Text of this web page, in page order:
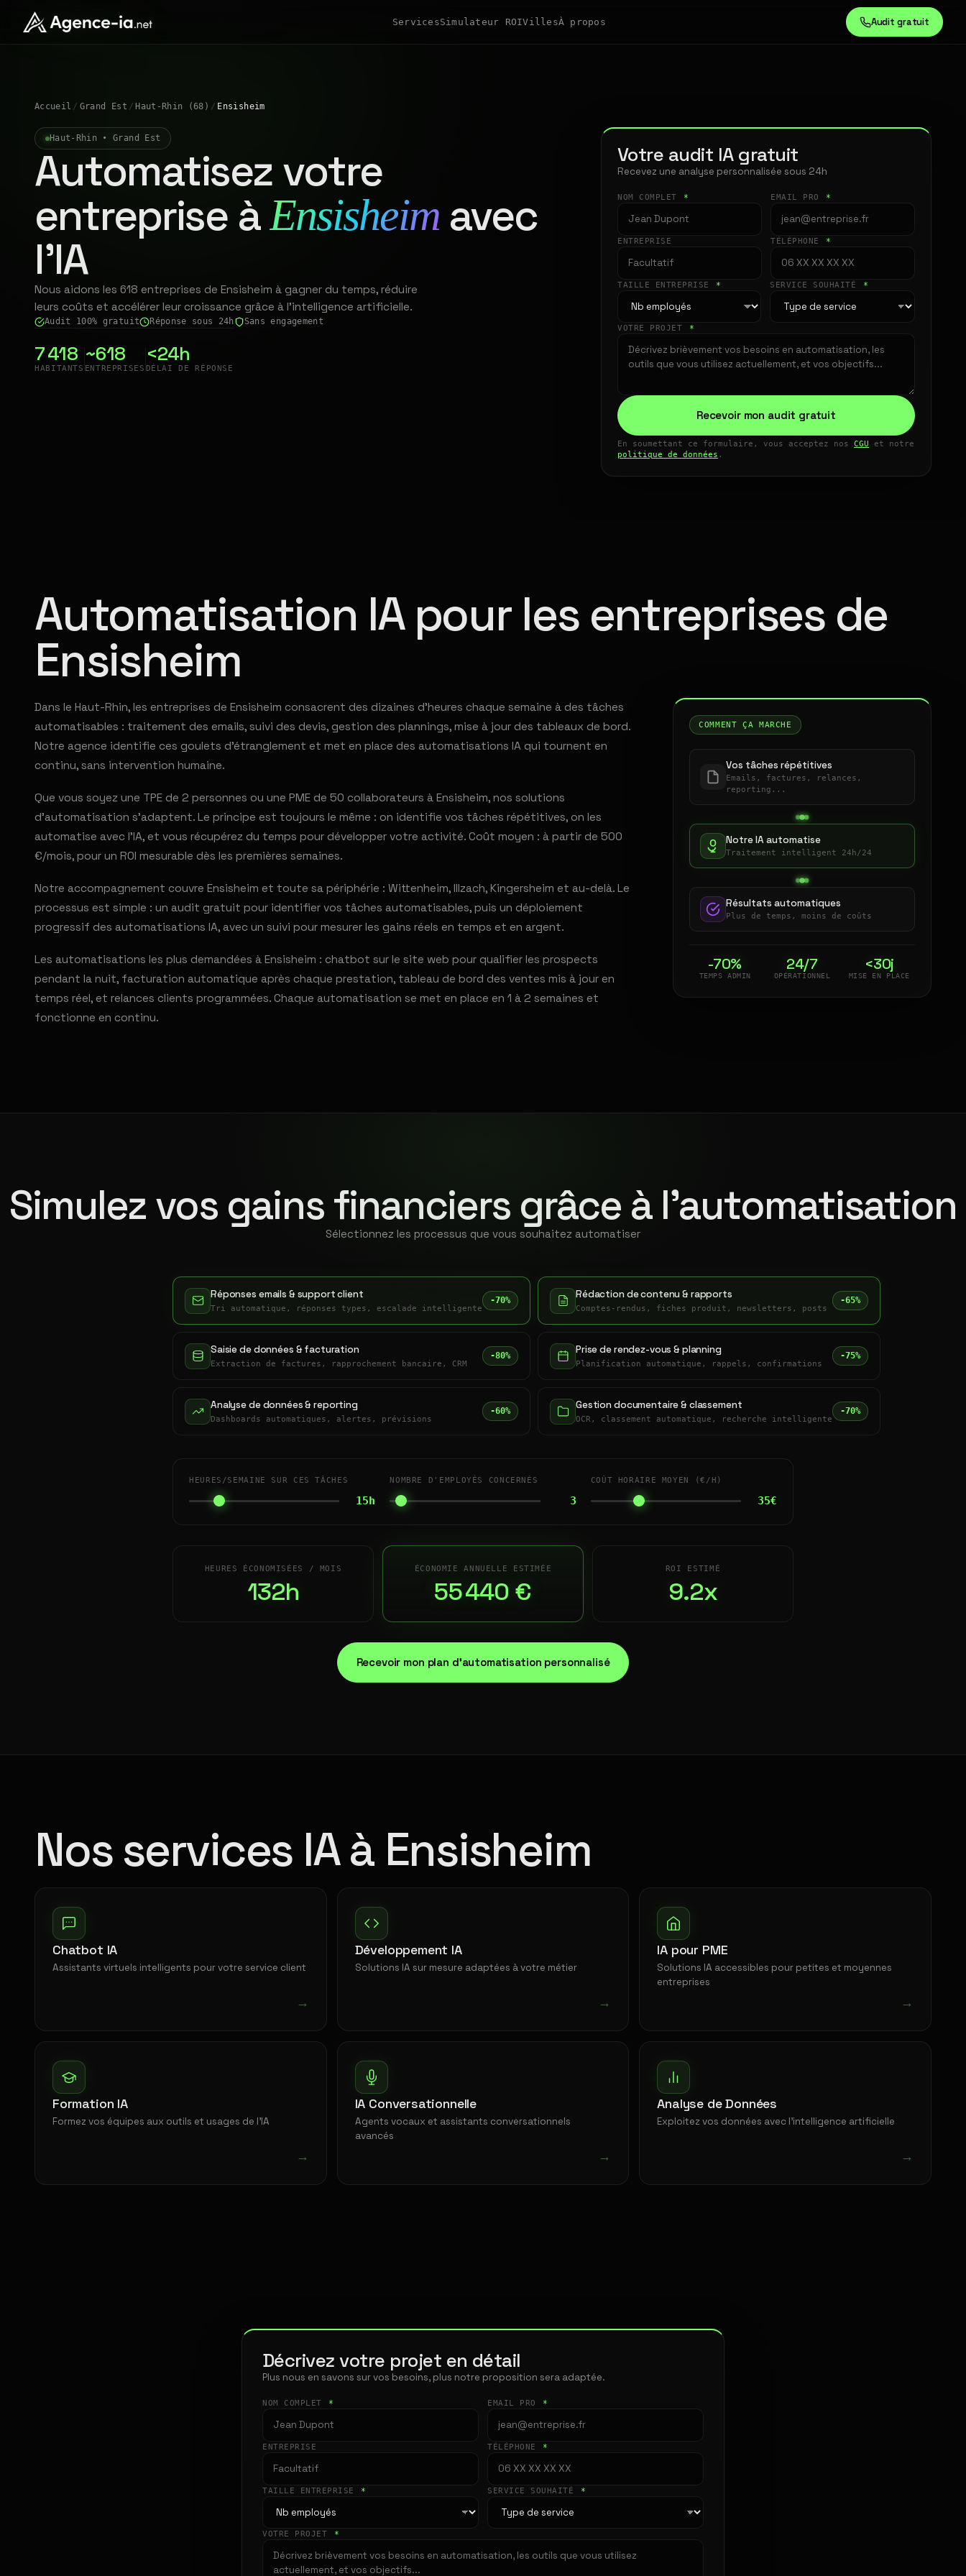
ServicesSimulateur ROIVillesÀ propos Audit gratuit
Accueil / Grand Est / Haut-Rhin (68) / Ensisheim
Haut-Rhin • Grand Est
Automatisez votre
entreprise àEnsisheim avec
l'IA
Nous aidons les 618 entreprises de Ensisheim à gagner du temps, réduire
leurs coûts et accélérer leur croissance grâce à l'intelligence artificielle.
Audit 100% gratuit Réponse sous 24h Sans engagement
7 418
HABITANTS
~618
ENTREPRISES
<24h
DÉLAI DE RÉPONSE
Votre audit IA gratuit
Recevez une analyse personnalisée sous 24h
NOM COMPLET * EMAIL PRO *
ENTREPRISE TÉLÉPHONE *
TAILLE ENTREPRISE * SERVICE SOUHAITÉ *
VOTRE PROJET *
Recevoir mon audit gratuit
En soumettant ce formulaire, vous acceptez nos CGU et notre
politique de données .
Automatisation IA pour les entreprises de
Ensisheim
Dans le Haut-Rhin, les entreprises de Ensisheim consacrent des dizaines d'heures chaque semaine à des tâches
automatisables : traitement des emails, suivi des devis, gestion des plannings, mise à jour des tableaux de bord.
Notre agence identifie ces goulets d'étranglement et met en place des automatisations IA qui tournent en
continu, sans intervention humaine.
Que vous soyez une TPE de 2 personnes ou une PME de 50 collaborateurs à Ensisheim, nos solutions
d'automatisation s'adaptent. Le principe est toujours le même : on identifie vos tâches répétitives, on les
automatise avec l'IA, et vous récupérez du temps pour développer votre activité. Coût moyen : à partir de 500
€/mois, pour un ROI mesurable dès les premières semaines.
Notre accompagnement couvre Ensisheim et toute sa périphérie : Wittenheim, Illzach, Kingersheim et au-delà. Le
processus est simple : un audit gratuit pour identifier vos tâches automatisables, puis un déploiement
progressif des automatisations IA, avec un suivi pour mesurer les gains réels en temps et en argent.
Les automatisations les plus demandées à Ensisheim : chatbot sur le site web pour qualifier les prospects
pendant la nuit, facturation automatique après chaque prestation, tableau de bord des ventes mis à jour en
temps réel, et relances clients programmées. Chaque automatisation se met en place en 1 à 2 semaines et
fonctionne en continu.
COMMENT ÇA MARCHE
Vos tâches répétitives
Emails, factures, relances,
reporting...
Notre IA automatise
Traitement intelligent 24h/24
Résultats automatiques
Plus de temps, moins de coûts
-70%
TEMPS ADMIN
24/7
OPÉRATIONNEL
<30j
MISE EN PLACE
Simulez vos gains financiers grâce à l'automatisation
Sélectionnez les processus que vous souhaitez automatiser
Réponses emails & support client
Tri automatique, réponses types, escalade intelligente
-70% Rédaction de contenu & rapports
Comptes-rendus, fiches produit, newsletters, posts
-65%
Saisie de données & facturation
Extraction de factures, rapprochement bancaire, CRM
-80% Prise de rendez-vous & planning
Planification automatique, rappels, confirmations
-75%
Analyse de données & reporting
Dashboards automatiques, alertes, prévisions
-60% Gestion documentaire & classement
OCR, classement automatique, recherche intelligente
-70%
HEURES/SEMAINE SUR CES TÂCHES
15h
NOMBRE D'EMPLOYÉS CONCERNÉS
3
COÛT HORAIRE MOYEN (€/H)
35€
HEURES ÉCONOMISÉES / MOIS
132h
ÉCONOMIE ANNUELLE ESTIMÉE
55 440 €
ROI ESTIMÉ
9.2x
Recevoir mon plan d'automatisation personnalisé
Nos services IA à Ensisheim
Chatbot IA
Assistants virtuels intelligents pour votre service client
→
Développement IA
Solutions IA sur mesure adaptées à votre métier
→
IA pour PME
Solutions IA accessibles pour petites et moyennes
entreprises
→
Formation IA
Formez vos équipes aux outils et usages de l'IA
→
IA Conversationnelle
Agents vocaux et assistants conversationnels
avancés
→
Analyse de Données
Exploitez vos données avec l'intelligence artificielle
→
Décrivez votre projet en détail
Plus nous en savons sur vos besoins, plus notre proposition sera adaptée.
NOM COMPLET * EMAIL PRO *
ENTREPRISE TÉLÉPHONE *
TAILLE ENTREPRISE * SERVICE SOUHAITÉ *
VOTRE PROJET *